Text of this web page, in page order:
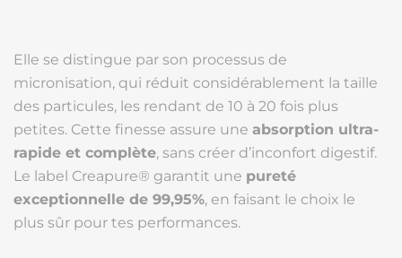
Elle se distingue par son processus de
micronisation, qui réduit considérablement la taille
des particules, les rendant de 10 à 20 fois plus
petites. Cette finesse assure une absorption ultra-
rapide et complète, sans créer d’inconfort digestif.
Le label Creapure® garantit une pureté
exceptionnelle de 99,95%, en faisant le choix le
plus sûr pour tes performances.